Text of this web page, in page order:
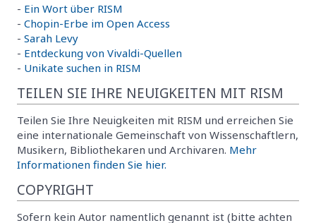
- Ein Wort über RISM
- Chopin-Erbe im Open Access
- Sarah Levy
- Entdeckung von Vivaldi-Quellen
- Unikate suchen in RISM
TEILEN SIE IHRE NEUIGKEITEN MIT RISM
Teilen Sie Ihre Neuigkeiten mit RISM und erreichen Sie
eine internationale Gemeinschaft von Wissenschaftlern,
Musikern, Bibliothekaren und Archivaren. Mehr
Informationen finden Sie hier.
COPYRIGHT
Sofern kein Autor namentlich genannt ist (bitte achten